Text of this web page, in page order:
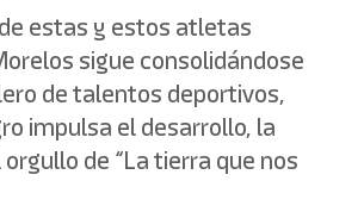
estas y estos atletas
sigue consolidándose
de talentos deportivos,
impulsa el desarrollo, la
de “La tierra que nos